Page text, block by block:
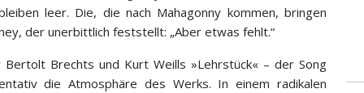
leer. Die, die nach Mahagonny kommen, bringen
der unerbittlich feststellt: „Aber etwas fehlt.“
Brechts und Kurt Weills »Lehrstück« – der Song
die Atmosphäre des Werks. In einem radikalen